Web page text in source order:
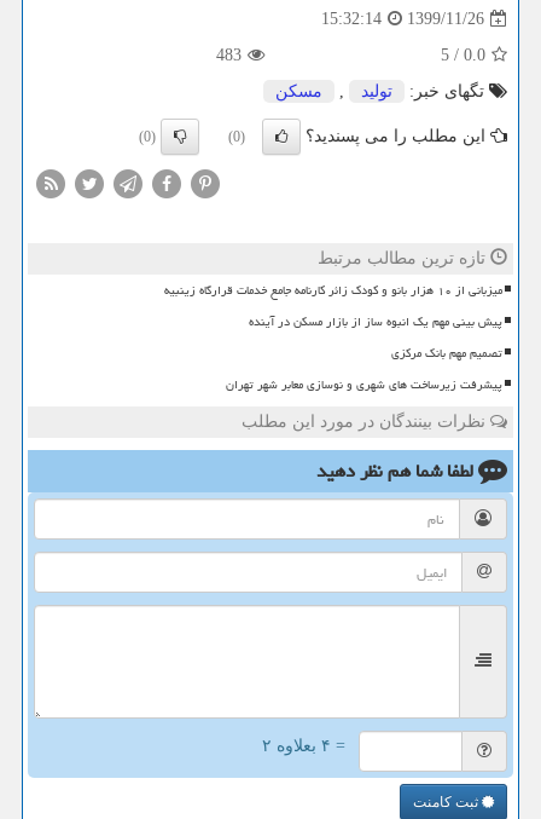
1399/11/26
15:32:14
0.0
/
5
483
تگهای خبر:
تولید , مسكن
این مطلب را می پسندید؟ (0)
(0)
تازه ترین مطالب مرتبط
میزبانی از ۱۰ هزار بانو و کودک زائر کارنامه جامع خدمات قرارگاه زینبیه
پیش بینی مهم یک انبوه ساز از بازار مسکن در آینده
تصمیم مهم بانک مرکزی
پیشرفت زیرساخت های شهری و نوسازی معابر شهر تهران
نظرات بینندگان در مورد این مطلب
لطفا شما همنظر دهید
= ۴ بعلاوه ۲
ثبت کامنت